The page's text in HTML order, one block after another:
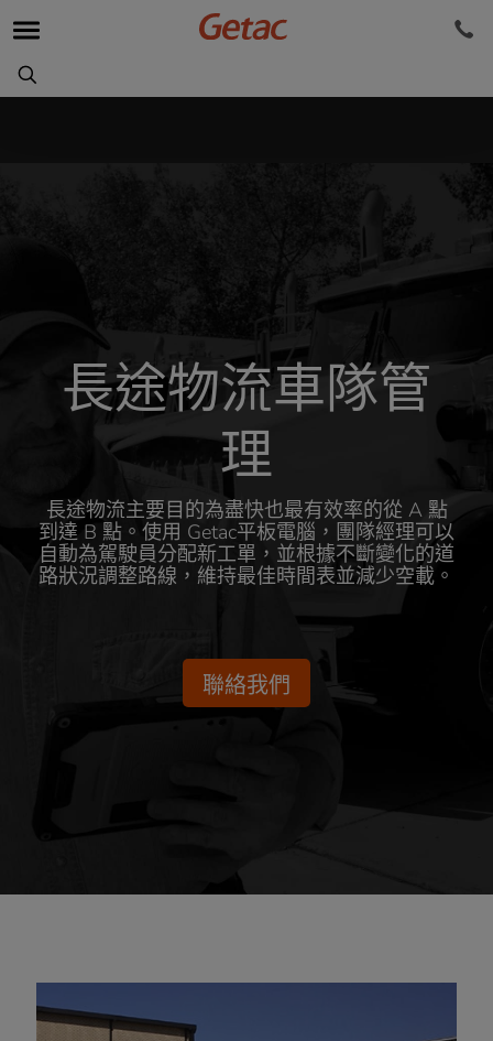
長途物流車隊管
理
長途物流主要目的為盡快也最有效率的從 A 點
到達 B 點。使用 Getac平板電腦，團隊經理可以
自動為駕駛員分配新工單，並根據不斷變化的道
路狀況調整路線，維持最佳時間表並減少空載。
聯絡我們